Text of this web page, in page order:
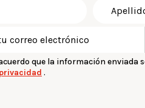
que la información enviada
.